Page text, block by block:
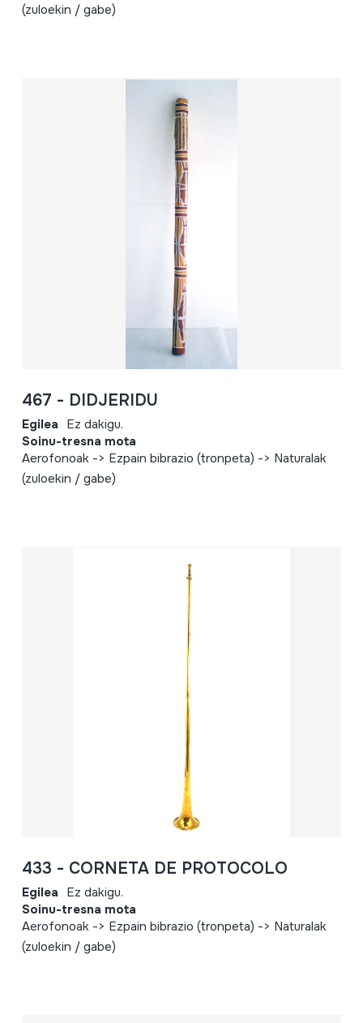
(zuloekin / gabe)
467 - DIDJERIDU
Egilea Ez dakigu.
Soinu-tresna mota
Aerofonoak -> Ezpain bibrazio (tronpeta) -> Naturalak
(zuloekin / gabe)
433 - CORNETA DE PROTOCOLO
Egilea Ez dakigu.
Soinu-tresna mota
Aerofonoak -> Ezpain bibrazio (tronpeta) -> Naturalak
(zuloekin / gabe)